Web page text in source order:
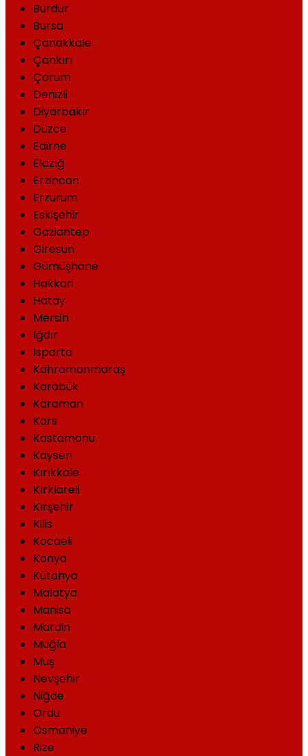
Burdur
Bursa
Çanakkale
Çankırı
Çorum
Denizli
Diyarbakır
Düzce
Edirne
Elazığ
Erzincan
Erzurum
Eskişehir
Gaziantep
Giresun
Gümüşhane
Hakkari
Hatay
Mersin
Iğdır
Isparta
Kahramanmaraş
Karabük
Karaman
Kars
Kastamonu
Kayseri
Kırıkkale
Kırklareli
Kırşehir
Kilis
Kocaeli
Konya
Kütahya
Malatya
Manisa
Mardin
Muğla
Muş
Nevşehir
Niğde
Ordu
Osmaniye
Rize